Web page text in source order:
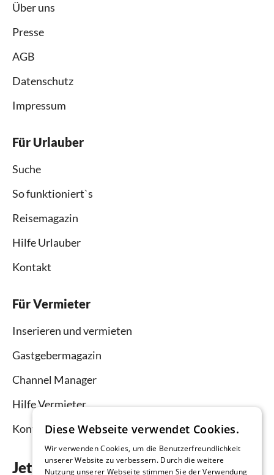
Über uns
Presse
AGB
Datenschutz
Impressum
Für Urlauber
Suche
So funktioniert`s
Reisemagazin
Hilfe Urlauber
Kontakt
Für Vermieter
Inserieren und vermieten
Gastgebermagazin
Channel Manager
Hilfe Vermieter
Kontakt
Jetzt die App downloaden
Diese Webseite verwendet Cookies.
Wir verwenden Cookies, um die Benutzerfreundlichkeit
unserer Website zu verbessern. Durch die weitere
Nutzung unserer Webseite stimmen Sie der Verwendung